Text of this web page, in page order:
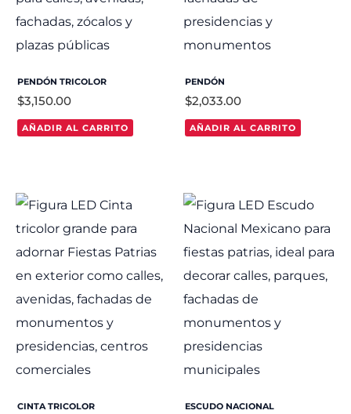
PENDÓN TRICOLOR
$3,150.00
AÑADIR AL CARRITO
PENDÓN
$2,033.00
AÑADIR AL CARRITO
CINTA TRICOLOR ESCUDO NACIONAL